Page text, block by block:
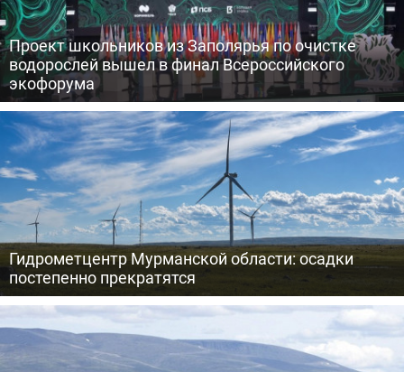
Проект школьников из Заполярья по очистке
водорослей вышел в финал Всероссийского
экофорума
Гидрометцентр Мурманской области: осадки
постепенно прекратятся